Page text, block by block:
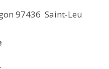
97436 Saint-Leu